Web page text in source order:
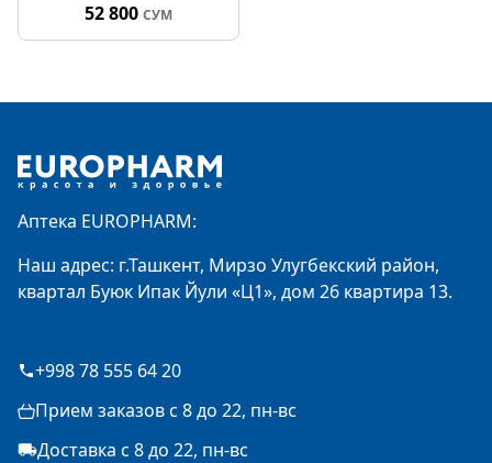
52 800 СУМ
Аптека EUROPHARM:
Наш адрес: г.Ташкент, Мирзо Улугбекский район,
квартал Буюк Ипак Йули «Ц1», дом 26 квартира 13.
+998 78 555 64 20
Прием заказов с 8 до 22, пн-вс
Доставка с 8 до 22, пн-вс